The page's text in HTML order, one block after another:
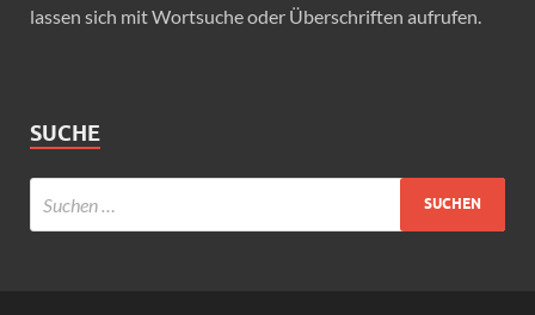
lassen sich mit Wortsuche oder Überschriften aufrufen.
SUCHE